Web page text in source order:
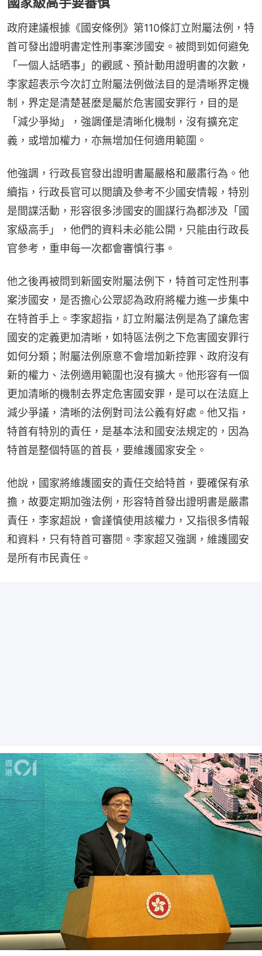
政府建議根據《國安條例》第110條訂立附屬法例，特
首可發出證明書定性刑事案涉國安。被問到如何避免
「一個人話晒事」的觀感、預計動用證明書的次數，
李家超表示今次訂立附屬法例做法目的是清晰界定機
制，界定是清楚甚麼是屬於危害國安罪行，目的是
「減少爭拗」，強調僅是清晰化機制，沒有擴充定
義，或增加權力，亦無增加任何適用範圍。
他強調，行政長官發出證明書屬嚴格和嚴肅行為。他
續指，行政長官可以閲讀及參考不少國安情報，特別
是間諜活動，形容很多涉國安的圖謀行為都涉及「國
家級高手」，他們的資料未必能公開，只能由行政長
官參考，重申每一次都會審慎行事。
他之後再被問到新國安附屬法例下，特首可定性刑事
案涉國安，是否擔心公眾認為政府將權力進一步集中
在特首手上。李家超指，訂立附屬法例是為了讓危害
國安的定義更加清晰，如特區法例之下危害國安罪行
如何分類；附屬法例原意不會增加新控罪、政府沒有
新的權力、法例適用範圍也沒有擴大。他形容有一個
更加清晰的機制去界定危害國安罪，是可以在法庭上
減少爭議，清晰的法例對司法公義有好處。他又指，
特首有特別的責任，是基本法和國安法規定的，因為
特首是整個特區的首長，要維護國家安全。
他說，國家將維護國安的責任交給特首，要確保有承
擔，故要定期加強法例，形容特首發出證明書是嚴肅
責任，李家超說，會謹慎使用該權力，又指很多情報
和資料，只有特首可審閱。李家超又強調，維護國安
是所有市民責任。